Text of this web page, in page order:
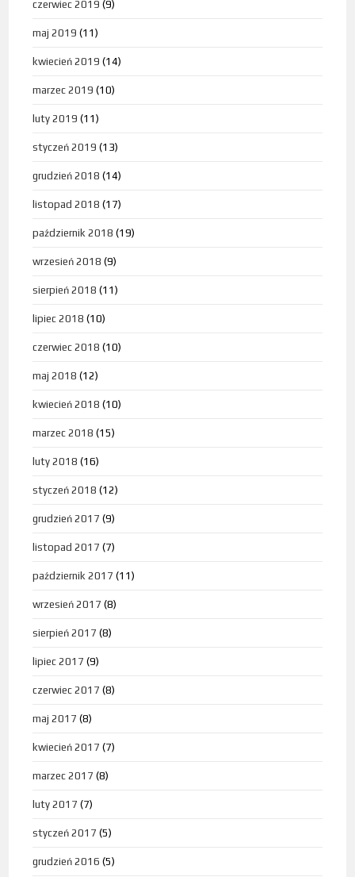
czerwiec 2019 (9)
maj 2019 (11)
kwiecień 2019 (14)
marzec 2019 (10)
luty 2019 (11)
styczeń 2019 (13)
grudzień 2018 (14)
listopad 2018 (17)
październik 2018 (19)
wrzesień 2018 (9)
sierpień 2018 (11)
lipiec 2018 (10)
czerwiec 2018 (10)
maj 2018 (12)
kwiecień 2018 (10)
marzec 2018 (15)
luty 2018 (16)
styczeń 2018 (12)
grudzień 2017 (9)
listopad 2017 (7)
październik 2017 (11)
wrzesień 2017 (8)
sierpień 2017 (8)
lipiec 2017 (9)
czerwiec 2017 (8)
maj 2017 (8)
kwiecień 2017 (7)
marzec 2017 (8)
luty 2017 (7)
styczeń 2017 (5)
grudzień 2016 (5)